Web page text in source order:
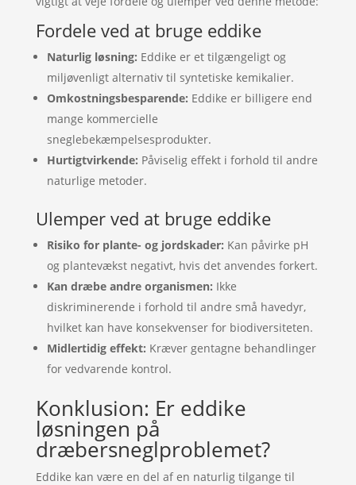
Fordele ved at bruge eddike
Naturlig løsning: Eddike er et tilgængeligt og
miljøvenligt alternativ til syntetiske kemikalier.
Omkostningsbesparende: Eddike er billigere end
mange kommercielle
sneglebekæmpelsesprodukter.
Hurtigtvirkende: Påviselig effekt i forhold til andre
naturlige metoder.
Ulemper ved at bruge eddike
Risiko for plante- og jordskader: Kan påvirke pH
og plantevækst negativt, hvis det anvendes forkert.
Kan dræbe andre organismen: Ikke
diskriminerende i forhold til andre små havedyr,
hvilket kan have konsekvenser for biodiversiteten.
Midlertidig effekt: Kræver gentagne behandlinger
for vedvarende kontrol.
Konklusion: Er eddike
løsningen på
dræbersneglproblemet?
Eddike kan være en del af en naturlig tilgange til